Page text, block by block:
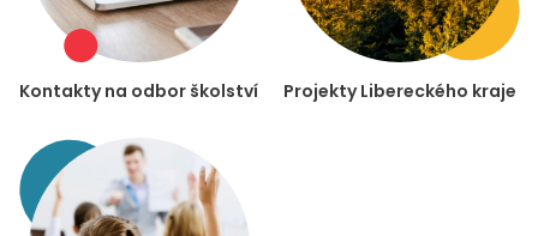
Kontakty na odbor školství Projekty Libereckého kraje